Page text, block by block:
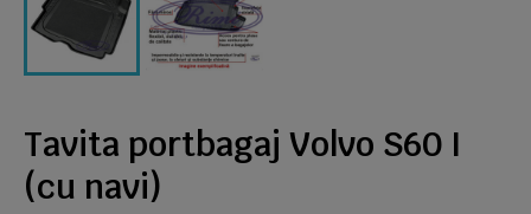
Tavita portbagaj Volvo S60 I
(cu navi)